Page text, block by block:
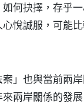
何抉擇，存乎
悅誠服，可能比
」也與當前兩
兩岸關係的發